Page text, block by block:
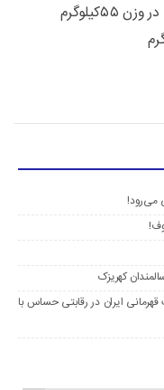
می‌رود!
کهریزک
ایران در رقابتی حساس با